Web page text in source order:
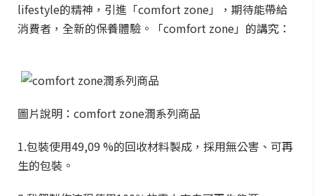
lifestyle的精神，引進「comfort zone」，期待能帶給
消費者，全新的保養體驗。「comfort zone」的講究：
圖片說明：comfort zone潤系列商品
1.包裝使用49,09 %的回收材料製成，採用無公害、可再
生的包裝。